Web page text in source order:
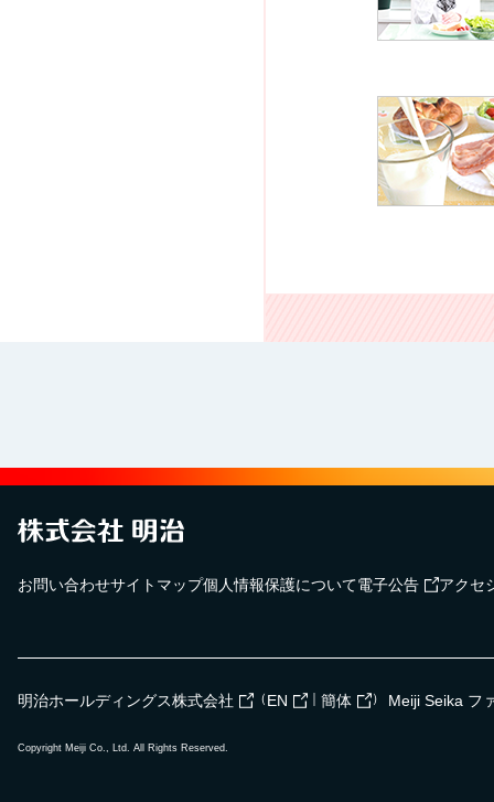
お問い合わせサイトマップ個人情報保護について電子公告 アクセ
明治ホールディングス株式会社 （ EN 簡体 ） Meiji Seika フ
Copyright Meiji Co., Ltd. All Rights Reserved.